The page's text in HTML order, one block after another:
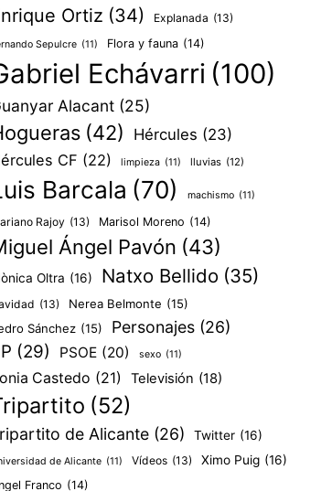
Ortiz (34) Explanada (13)
Sepulcre (11) Flora y fauna (14)
Echávarri (100)
Alacant (25)
(42) Hércules (23)
CF (22) limpieza (11) lluvias (12)
Barcala (70) machismo (11)
Rajoy (13) Marisol Moreno (14)
Ángel Pavón (43)
Oltra (16) Natxo Bellido (35)
(13) Nerea Belmonte (15)
Sánchez (15) Personajes (26)
(29) PSOE (20) sexo (11)
Castedo (21) Televisión (18)
(52)
de Alicante (26) Twitter (16)
de Alicante (11) Vídeos (13) Ximo Puig (16)
Franco (14)